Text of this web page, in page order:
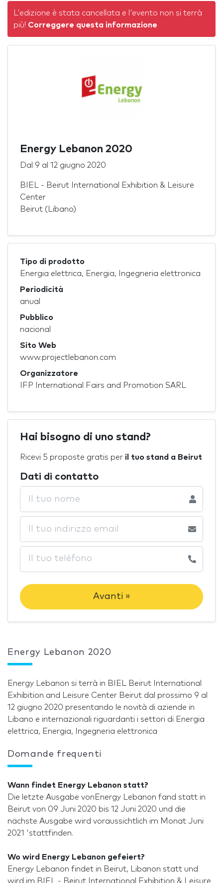
L'edizione è stata cancellata e l'evento non si terrà
più! Correggere questa informazione
Energy Lebanon 2020
Dal 9 al 12 giugno 2020
BIEL - Beirut International Exhibition & Leisure
Center
Beirut (Libano)
Tipo di prodotto
Energia elettrica, Energia, Ingegneria elettronica
Periodicità
anual
Pubblico
nacional
Sito Web
www.projectlebanon.com
Organizzatore
IFP International Fairs and Promotion SARL
Hai bisogno di uno stand?
Ricevi 5 proposte gratis per il tuo stand a Beirut
Dati di contatto
Avanti »
Energy Lebanon 2020
Energy Lebanon si terrà in BIEL Beirut International
Exhibition and Leisure Center Beirut dal prossimo 9 al
12 giugno 2020 presentando le novità di aziende in
Libano e internazionali riguardanti i settori di Energia
elettrica, Energia, Ingegneria elettronica
Domande frequenti
Wann findet Energy Lebanon statt?
Die letzte Ausgabe vonEnergy Lebanon fand statt in
Beirut von 09 Juni 2020 bis 12 Juni 2020 und die
nächste Ausgabe wird voraussichtlich im Monat Juni
2021 'stattfinden.
Wo wird Energy Lebanon gefeiert?
Energy Lebanon findet in Beirut, Libanon statt und
wird im BIEL - Beirut International Exhibition & Leisure